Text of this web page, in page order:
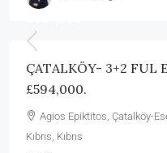
ÇATALKÖY- 3+2 FUL
£594,000.
Agios Epiktitos, Çatalköy-
Kıbrıs, Kıbrıs